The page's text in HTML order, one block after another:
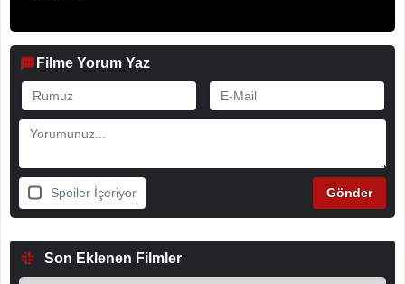
Filme Yorum Yaz
Spoiler İçeriyor
Son Eklenen Filmler